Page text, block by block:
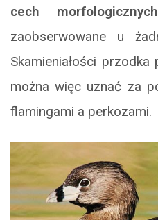
cech morfologicznych
zaobserwowane u
Skamieniałości przodka
można więc uznać za
flamingami a perkozami.